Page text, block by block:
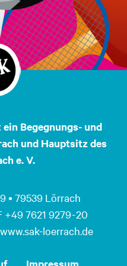
Begegnungs- und
und Hauptsitz des
e. V.
• 79539 Lörrach
+49 7621 9279 - 20
loerrach.de